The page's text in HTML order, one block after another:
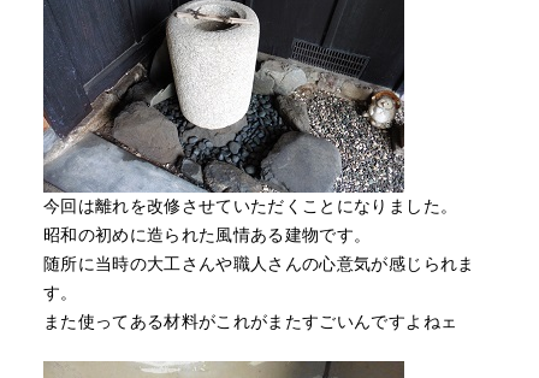
今回は離れを改修させていただくことになりました。
昭和の初めに造られた風情ある建物です。
随所に当時の大工さんや職人さんの心意気が感じられま
す。
また使ってある材料がこれがまたすごいんですよねェ